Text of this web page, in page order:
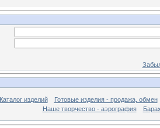
Каталог изделий
Готовые изделия - продажа, обмен
Наше творчество - аэрография